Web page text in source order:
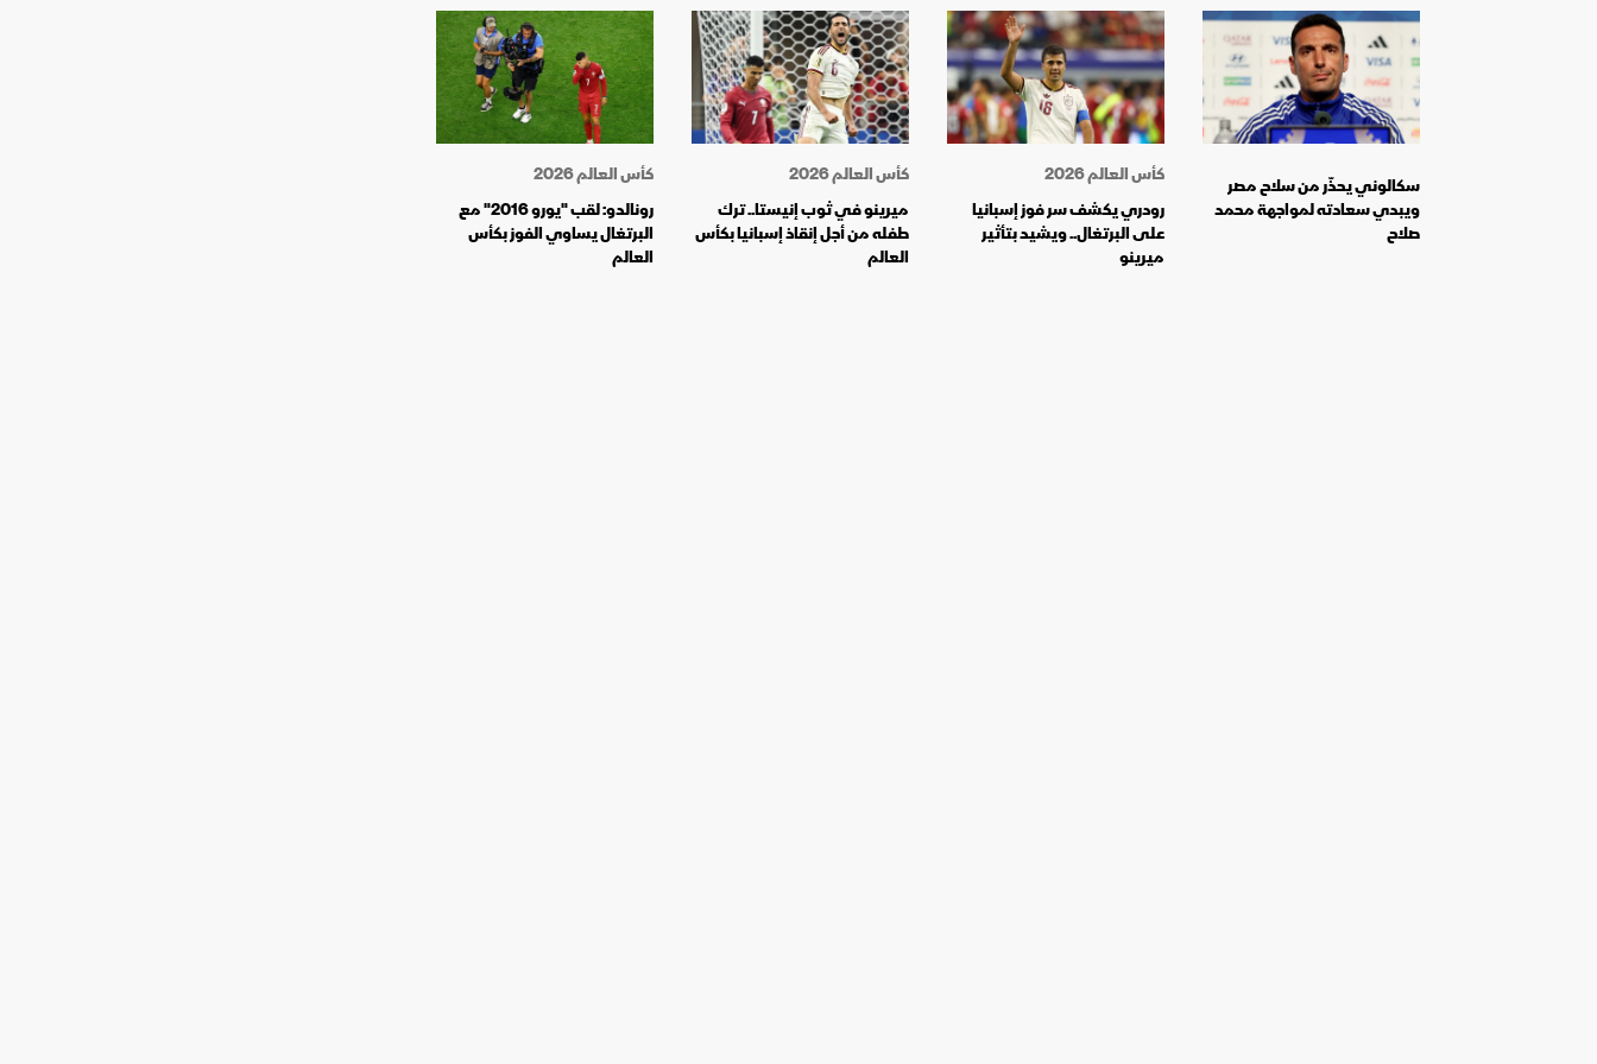
سكالوني يحذّر من سلاح مصر
ويبدي سعادته لمواجهة محمد
صلاح
كأس العالم 2026
رودري يكشف سر فوز إسبانيا
على البرتغال.. ويشيد بتأثير
ميرينو
كأس العالم 2026
ميرينو في ثوب إنيستا.. ترك
طفله من أجل إنقاذ إسبانيا بكأس
العالم
كأس العالم 2026
رونالدو: لقب "يورو 2016" مع
البرتغال يساوي الفوز بكأس
العالم